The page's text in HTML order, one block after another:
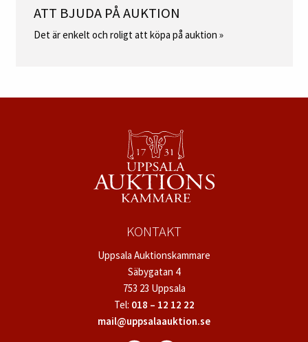
ATT BJUDA PÅ AUKTION
Det är enkelt och roligt att köpa på auktion »
KONTAKT
Uppsala Auktionskammare
Säbygatan 4
753 23 Uppsala
Tel: 018 – 12 12 22
mail@uppsalaauktion.se